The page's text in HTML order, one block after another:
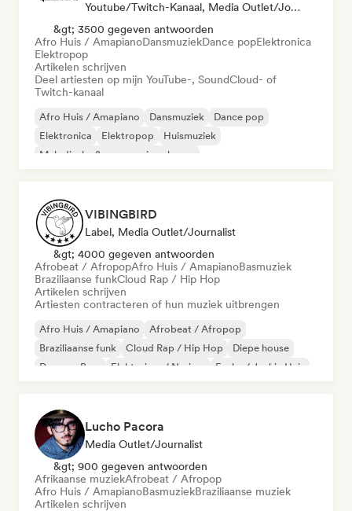
Youtube/Twitch-Kanaal, Media Outlet/Journalist
&gt; 3500 gegeven antwoorden
Afro Huis / AmapianoDansmuziekDance popElektronica
Elektropop
Artikelen schrijven
Deel artiesten op mijn YouTube-, SoundCloud- of
Twitch-kanaal
Afro Huis / Amapiano Dansmuziek
Dance pop
Elektronica
Elektropop
Huismuziek
Melodische & progressieve house
VIBINGBIRD
Label, Media Outlet/Journalist
&gt; 4000 gegeven antwoorden
Afrobeat / AfropopAfro Huis / AmapianoBasmuziek
Braziliaanse funkCloud Rap / Hip Hop
Artikelen schrijven
Artiesten contracteren of hun muziek uitbrengen
Afro Huis / Amapiano
Afrobeat / Afropop
Braziliaanse funk
Cloud Rap / Hip Hop
Diepe house
Drum en Bass
Elektrojazz / Nu-jazz Funky / Jackin Huis
Lucho Pacora
Media Outlet/Journalist
&gt; 900 gegeven antwoorden
Afrikaanse muziekAfrobeat / Afropop
Afro Huis / AmapianoBasmuziekBraziliaanse muziek
Artikelen schrijven